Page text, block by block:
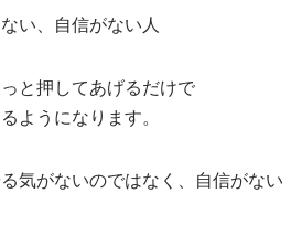
い、自信がない人
と押してあげるだけで
ようになります。
気がないのではなく、自信がない